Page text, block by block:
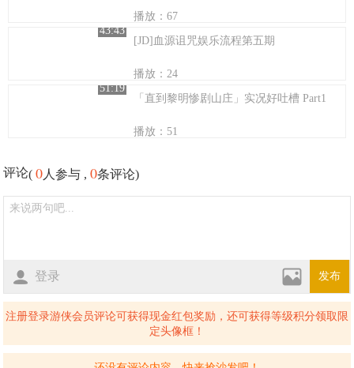
播放：67
43:43
[JD]血源诅咒娱乐流程第五期
播放：24
51:19
「直到黎明惨剧山庄」实况好吐槽 Part1
播放：51
评论(0 人参与 ,0条评论)
登录 发布
注册登录游侠会员评论可获得现金红包奖励，还可获得等级积分领取限
定头像框！